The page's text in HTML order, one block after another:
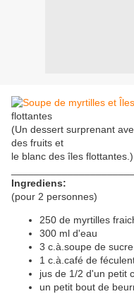
flottantes
(Un dessert surprenant
des fruits et
le blanc des îles flottantes.)
Ingrediens:
(pour 2 personnes)
250 de myrtilles
300 ml d'eau
3 c.à.soupe de sucre
1 c.à.café de
jus de 1/2 d'un petit
un petit bout de